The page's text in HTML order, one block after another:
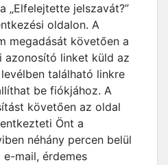
„Elfelejtette jelszavát?”
oldalon. A
megadását követően a
azonosító linket küld az
található linkre
be fiókjához. A
követően az oldal
Önt a
néhány percen belül
mail, érdemes